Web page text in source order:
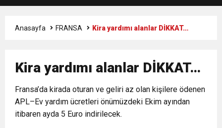
0:17 HARON STONE VE GAYE DONAY ZAFER İŞARETİ
Anasayfa FRANSA Kira yardımı alanlar DİKKAT…
Kira yardımı alanlar DİKKAT…
Fransa’da kirada oturan ve geliri az olan kişilere ödenen
APL–Ev yardım ücretleri önümüzdeki Ekim ayından
itibaren ayda 5 Euro indirilecek.